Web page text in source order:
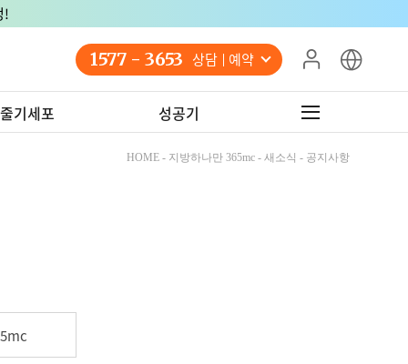
!
1577 - 3653 상담 예약
기세포 성공기
HOME - 지방하나만 365mc - 새소식 - 공지사항